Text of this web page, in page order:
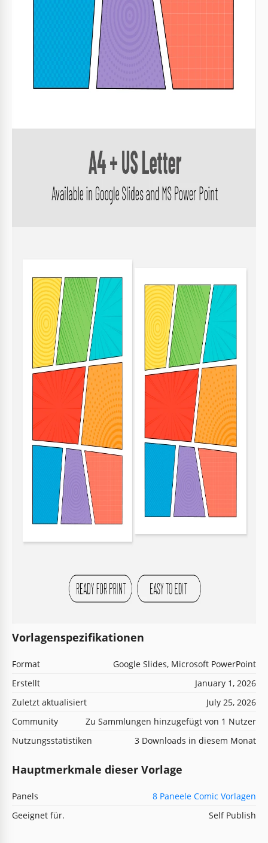
Vorlagenspezifikationen
Format
Google Slides, Microsoft PowerPoint
Erstellt
January 1, 2026
Zuletzt aktualisiert
July 25, 2026
Community
Zu Sammlungen hinzugefügt von 1 Nutzer
Nutzungsstatistiken
3 Downloads in diesem Monat
Hauptmerkmale dieser Vorlage
Panels
8 Paneele Comic Vorlagen
Geeignet für.
Self Publish